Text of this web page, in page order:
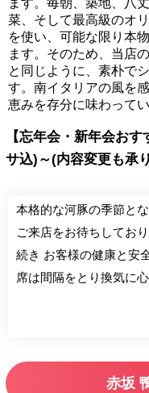
ます。毎朝、築地、八
菜、そして最高級のオ
を使い、可能な限り本
ます。そのため、当店
と同じように、素朴で
す。南イタリアの風を
恵みを存分に味わって
【忘年会・新年会お
サ込)～(内容変更も承
本格的な河豚の季節と
ご来店をお待ちしてお
続き お客様の健康と安
席は間隔をとり換気に
りわけを致します お昼
赤坂